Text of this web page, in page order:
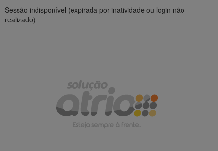
Sessão indisponível (expirada por inatividade ou login não
realizado)